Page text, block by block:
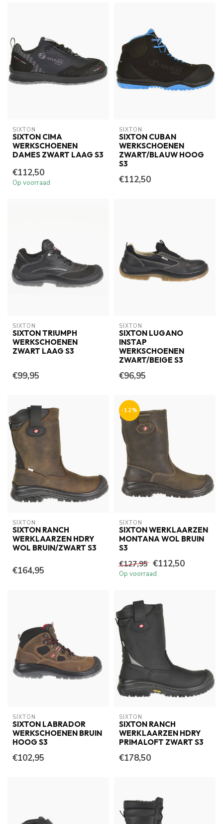
SIXTON
SIXTON CIMA
WERKSCHOENEN
DAMES ZWART LAAG S3
€112,50
Op voorraad
SIXTON
SIXTON CUBAN
WERKSCHOENEN
ZWART/BLAUW HOOG
S3
€112,50
SIXTON
SIXTON TRIUMPH
WERKSCHOENEN
ZWART LAAG S3
€99,95
SIXTON
SIXTON LUGANO
INSTAP
WERKSCHOENEN
ZWART/BEIGE S3
€96,95
SIXTON
SIXTON RANCH
WERKLAARZEN HDRY
WOL BRUIN/ZWART S3
€164,95
-12%
SIXTON
SIXTON WERKLAARZEN
MONTANA WOL BRUIN
S3
€127,95 €112,50
Op voorraad
SIXTON
SIXTON LABRADOR
WERKSCHOENEN BRUIN
HOOG S3
€102,95
SIXTON
SIXTON RANCH
WERKLAARZEN HDRY
PRIMALOFT ZWART S3
€178,50